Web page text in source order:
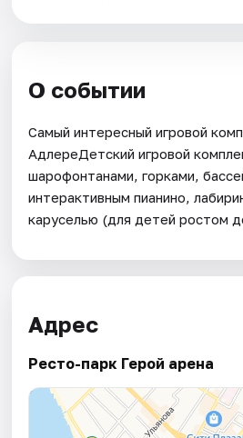
О событии
Самый интересный игровой
АдлереДетский игровой
шарофонтанами, горками,
интерактивным пианино,
каруселью (для детей ростом
Адрес
Ресто-парк Герой арена